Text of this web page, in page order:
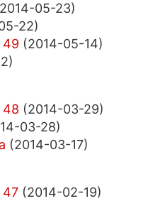
05-23)
22)
49 (2014-05-14)
48 (2014-03-29)
03-28)
(2014-03-17)
47 (2014-02-19)